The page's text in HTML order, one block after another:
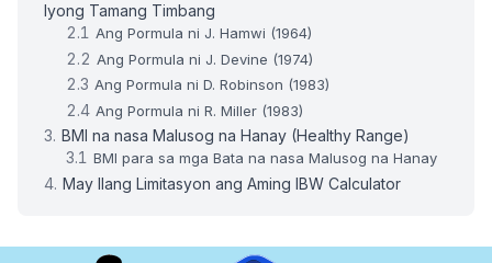
Iyong Tamang Timbang
Ang Pormula ni J. Hamwi (1964)
Ang Pormula ni J. Devine (1974)
Ang Pormula ni D. Robinson (1983)
Ang Pormula ni R. Miller (1983)
BMI na nasa Malusog na Hanay (Healthy Range)
BMI para sa mga Bata na nasa Malusog na Hanay
May Ilang Limitasyon ang Aming IBW Calculator